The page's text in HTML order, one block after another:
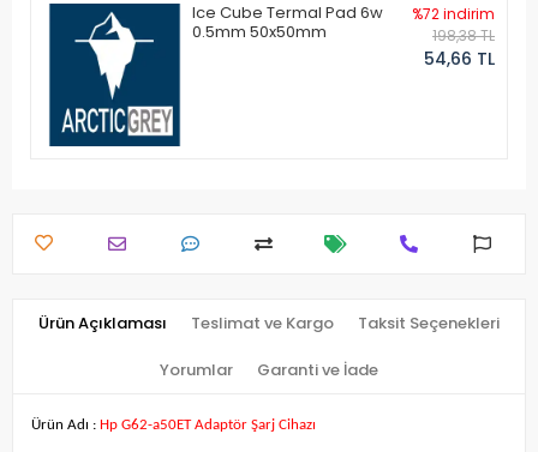
Ice Cube Termal Pad 6w
0.5mm 50x50mm
%72 indirim
198,38 TL
54,66 TL
Ürün Açıklaması Teslimat ve Kargo Taksit Seçenekleri
Yorumlar Garanti ve İade
Ürün Adı : Hp G62-a50ET Adaptör Şarj Cihazı